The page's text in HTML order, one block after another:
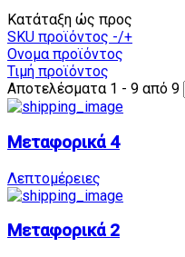
Κατάταξη ώς προς
SKU προϊόντος -/+
Ονομα προϊόντος
Τιμή προϊόντος
Αποτελέσματα 1 - 9 από 9
Μεταφορικά 4
Λεπτομέρειες
Μεταφορικά 2